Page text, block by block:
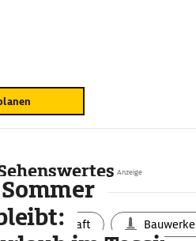
Landschaft Bauwerke
Anzeige